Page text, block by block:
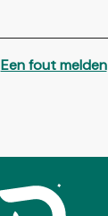
Een fout melden